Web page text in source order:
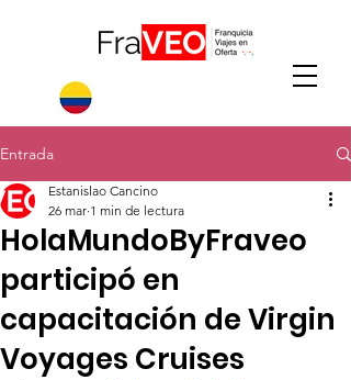
Entrada
HolaMundoByFraveo
participó en
capacitación de Virgin
Voyages Cruises
Estanislao Cancino
26 mar 1 min de lectura